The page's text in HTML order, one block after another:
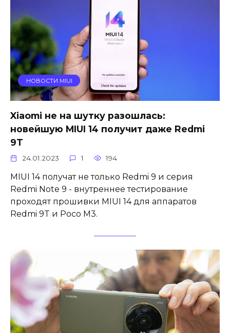
НОВОСТИ MIUI
Xiaomi не на шутку разошлась:
новейшую MIUI 14 получит даже Redmi
9T
24.01.2023 1 194
MIUI 14 получат не только Redmi 9 и серия
Redmi Note 9 - внутреннее тестирование
проходят прошивки MIUI 14 для аппаратов
Redmi 9T и Poco M3.